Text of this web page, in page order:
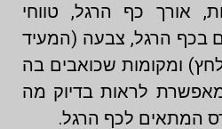
אורך כף הרגל, טווחי
בכף הרגל, צבעה (המעיד
ומקומות שכואבים בה
לראות בדיוק מה
המתאים לכף הרגל.